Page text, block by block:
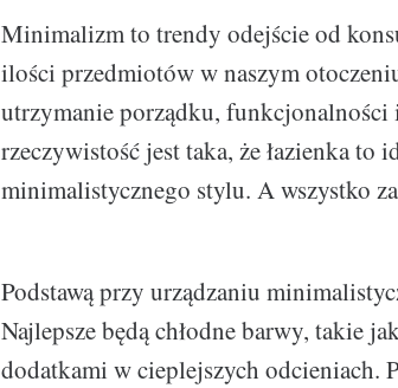
Minimalizm to trendy odejście od
ilości przedmiotów w naszym
utrzymanie porządku,
rzeczywistość jest taka, że łazienka to
minimalistycznego stylu. A wszystko
Podstawą przy urządzaniu
Najlepsze będą chłodne barwy, takie
dodatkami w cieplejszych odcieniach.